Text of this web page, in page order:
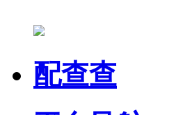
配查查